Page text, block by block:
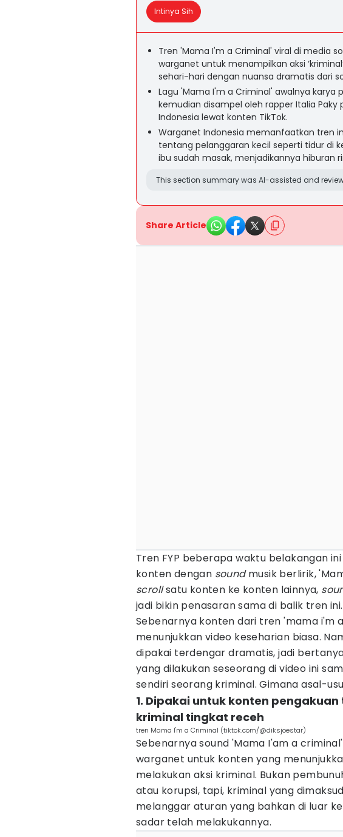
Intinya Sih
Tren 'Mama I'm a Criminal' viral di media
warganet untuk menampilkan aksi
sehari-hari dengan nuansa dramatis dari
Lagu 'Mama I'm a Criminal' awalnya karya
kemudian disampel oleh rapper Italia Paky
Indonesia lewat konten TikTok.
Warganet Indonesia memanfaatkan tren
tentang pelanggaran kecil seperti tidur di
ibu sudah masak, menjadikannya hiburan
This section summary was AI-assisted and
Share Article
Tren FYP beberapa waktu belakangan
konten dengan soundmusik berlirik,
scrollsatu konten ke konten lainnya,
jadi bikin penasaran sama di balik tren ini.
Sebenarnya konten dari tren 'mama i'm
menunjukkan video keseharian biasa.
dipakai terdengar dramatis, jadi
yang dilakukan seseorang di video ini
sendiri seorang kriminal. Gimana asal-
1. Dipakai untuk konten
kriminal tingkat receh
tren Mama I'm a Criminal (tiktok.com/@diksjoestar)
Sebenarnya sound 'Mama I'am a
warganet untuk konten yang
melakukan aksi kriminal. Bukan
atau korupsi, tapi, kriminal yang
melanggar aturan yang bahkan di luar
sadar telah melakukannya.